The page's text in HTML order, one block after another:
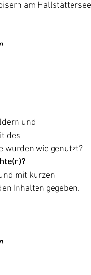
am Hallstättersee
und
des
wurden wie genutzt?
mit kurzen
Inhalten gegeben.